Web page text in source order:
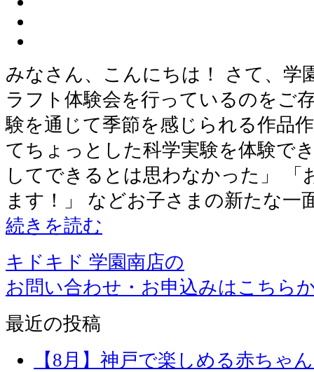
みなさん、こんにちは！ さて、学
ラフト体験会を行っているのをご
験を通じて季節を感じられる作品
てちょっとした科学実験を体験で
してできるとは思わなかった」 「
ます！」 などお子さまの新たな
続きを読む
キドキド 学園南店の
お問い合わせ・お申込みはこちら
最近の投稿
【8月】神戸で楽しめる赤ちゃ